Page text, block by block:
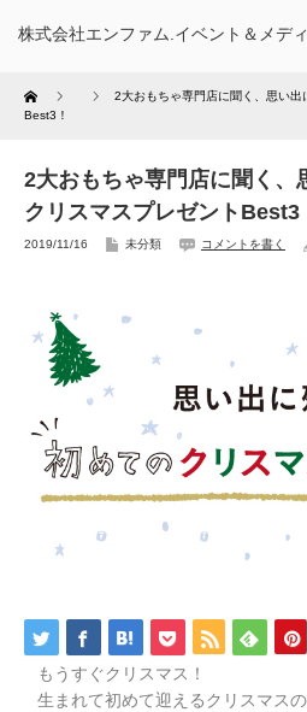
株式会社エンファム.イベント＆メデ
Home
2大おもちゃ専門店に聞く、思い出
Best3！
2大おもちゃ専門店に聞く、
クリスマスプレゼントBest3
2019/11/16 未分類 コメントを書く
もうすぐクリスマス！
生まれて初めて迎えるクリスマス